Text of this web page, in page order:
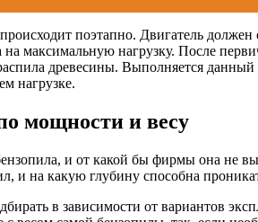
поэтапно. Двигатель
на максимальную нагрузку. После
древесины. Выполняется
нагрузке.
мощности и весу
и от какой бы фирмы она не
и на какую глубину способна
в зависимости от вариантов